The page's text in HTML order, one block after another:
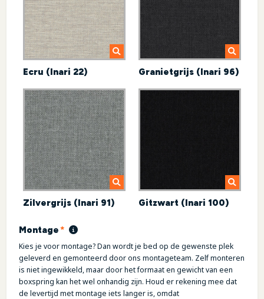
Ecru (Inari 22) Granietgrijs (Inari 96)
Zilvergrijs (Inari 91) Gitzwart (Inari 100)
Montage*(required)
Kies je voor montage? Dan wordt je bed op de gewenste plek
geleverd en gemonteerd door ons montageteam. Zelf monteren
is niet ingewikkeld, maar door het formaat en gewicht van een
boxspring kan het wel onhandig zijn. Houd er rekening mee dat
de levertijd met montage iets langer is, omdat